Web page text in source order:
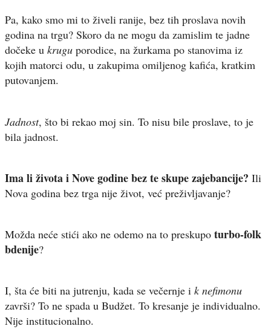
Pa, kako smo mi to živeli ranije, bez tih proslava novih
godina na trgu? Skoro da ne mogu da zamislim te jadne
dočeke u krugu porodice, na žurkama po stanovima iz
kojih matorci odu, u zakupima omiljenog kafića, kratkim
putovanjem.
Jadnost, što bi rekao moj sin. To nisu bile proslave, to je
bila jadnost.
Ima li života i Nove godine bez te skupe zajebancije? Ili
Nova godina bez trga nije život, već preživljavanje?
Možda neće stići ako ne odemo na to preskupo turbo-folk
bdenije?
I, šta će biti na jutrenju, kada se večernje i k nefimonu
završi? To ne spada u Budžet. To kresanje je individualno.
Nije institucionalno.